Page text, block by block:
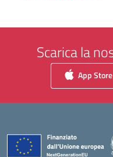
Scarica la
App Store